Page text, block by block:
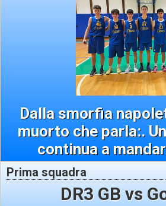
Dalla smorfia
muorto che parla:.
continua a
Prima squadra
DR3 GB vs